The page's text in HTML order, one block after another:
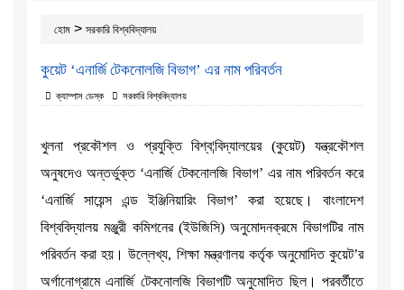
হোম > সরকারি বিশ্ববিদ্যালয়
কুয়েট ‘এনার্জি টেকনোলজি বিভাগ’ এর নাম পরিবর্তন
ক্যাম্পাস ডেস্ক সরকারি বিশ্ববিদ্যালয়
খুলনা প্রকৌশল ও প্রযুক্তি বিশ্ব¦বিদ্যালয়ের (কুয়েট) যন্ত্রকৌশল
অনুষদেও অন্তর্ভুক্ত ‘এনার্জি টেকনোলজি বিভাগ’ এর নাম পরিবর্তন করে
‘এনার্জি সায়েন্স এন্ড ইঞ্জিনিয়ারিং বিভাগ’ করা হয়েছে। বাংলাদেশ
বিশ্ববিদ্যালয় মঞ্জুরী কমিশনের (ইউজিসি) অনুমোদনক্রমে বিভাগটির নাম
পরিবর্তন করা হয়। উল্লেখ্য, শিক্ষা মন্ত্রণালয় কর্তৃক অনুমোদিত কুয়েট’র
অর্গানোগ্রামে এনার্জি টেকনোলজি বিভাগটি অনুমোদিত ছিল। পরবর্তীতে